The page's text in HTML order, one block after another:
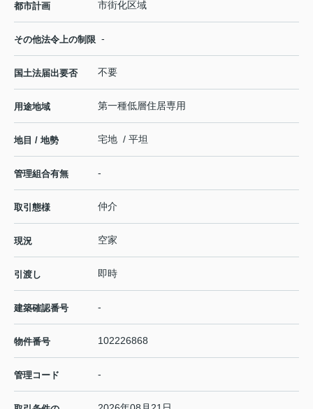
都市計画 市街化区域
その他法令上の制限 -
国土法届出要否 不要
用途地域 第一種低層住居専用
地目 / 地勢 宅地 / 平坦
管理組合有無 -
取引態様 仲介
現況 空家
引渡し 即時
建築確認番号 -
物件番号 102226868
管理コード -